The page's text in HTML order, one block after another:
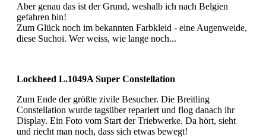
Aber genau das ist der Grund, weshalb ich nach Belgien
gefahren bin!
Zum Glück noch im bekannten Farbkleid - eine Augenweide,
diese Suchoi. Wer weiss, wie lange noch...
Lockheed L.1049A Super Constellation
Zum Ende der größte zivile Besucher. Die Breitling
Constellation wurde tagsüber repariert und flog danach ihr
Display. Ein Foto vom Start der Triebwerke. Da hört, sieht
und riecht man noch, dass sich etwas bewegt!